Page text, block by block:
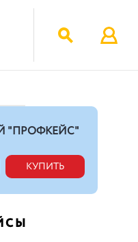
"ПРОФКЕЙС"
КУПИТЬ